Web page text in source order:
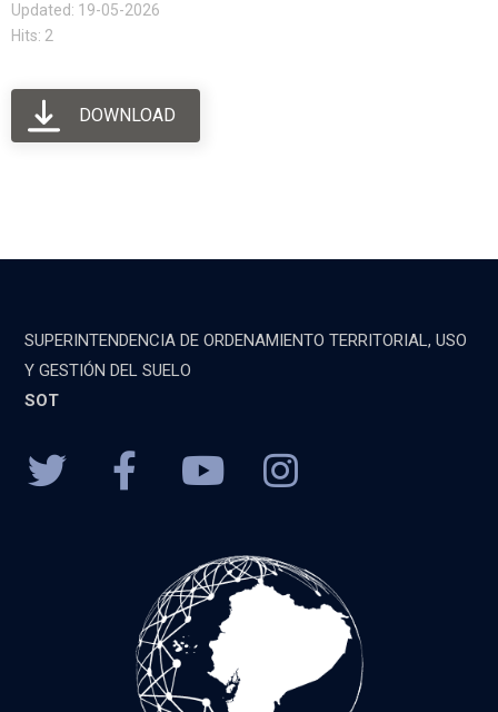
Updated: 19-05-2026
Hits: 2
DOWNLOAD
SUPERINTENDENCIA DE ORDENAMIENTO TERRITORIAL, USO
Y GESTIÓN DEL SUELO
SOT